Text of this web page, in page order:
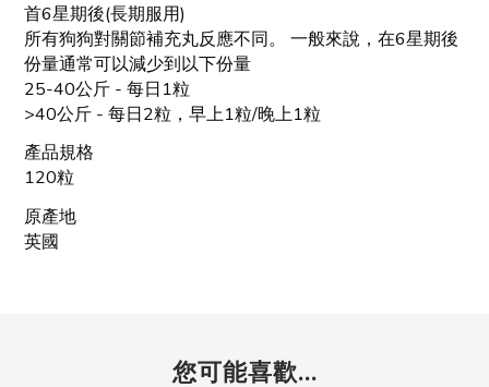
首6星期後(長期服用)
所有狗狗對關節補充丸反應不同。 一般來說，在6星期後
份量通常可以減少到以下份量
25-40公斤 - 每日1粒
>40公斤 - 每日2粒，早上1粒/晚上1粒
產品規格
120粒
原產地
英國
您可能喜歡...